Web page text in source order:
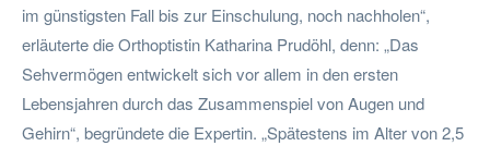
im günstigsten Fall bis zur Einschulung, noch nachholen“,
erläuterte die Orthoptistin Katharina Prudöhl, denn: „Das
Sehvermögen entwickelt sich vor allem in den ersten
Lebensjahren durch das Zusammenspiel von Augen und
Gehirn“, begründete die Expertin. „Spätestens im Alter von 2,5